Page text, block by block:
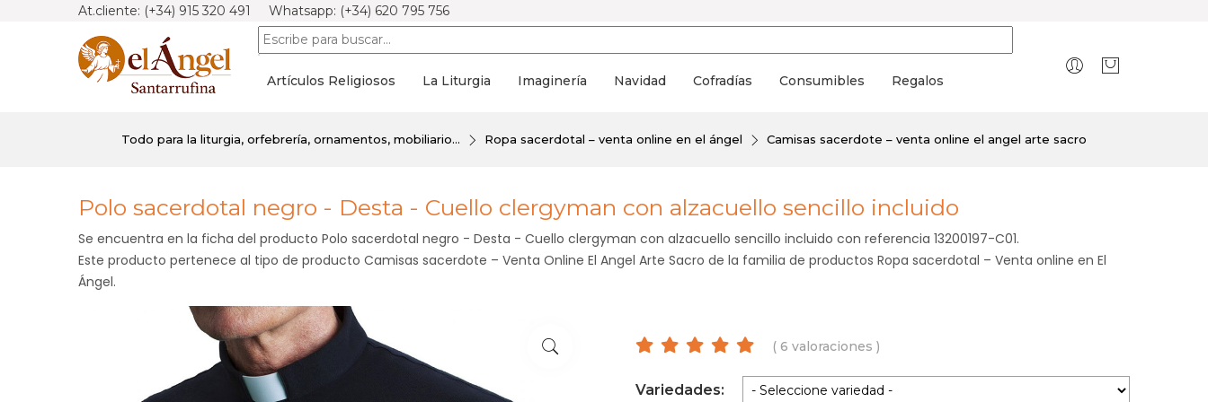
At.cliente: (+34) 915 320 491 Whatsapp: (+34) 620 795 756
Artículos Religiosos La Liturgia Imaginería Navidad Cofradías Consumibles Regalos
Todo para la liturgia, orfebrería, ornamentos, mobiliario... Ropa sacerdotal – venta online en el ángel Camisas sacerdote – venta online el angel arte sacro
Polo sacerdotal negro - Desta - Cuello clergyman con alzacuello sencillo incluido
Se encuentra en la ficha del producto Polo sacerdotal negro - Desta - Cuello clergyman con alzacuello sencillo incluido con referencia 13200197-C01.
Este producto pertenece al tipo de producto Camisas sacerdote – Venta Online El Angel Arte Sacro de la familia de productos Ropa sacerdotal – Venta online en El
Ángel.
( 6 valoraciones )
Variedades: